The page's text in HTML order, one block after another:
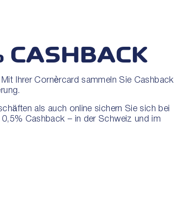
CASHBACK
Ihrer Cornèrcard sammeln Sie Cashback
als auch online sichern Sie sich bei
0,5% Cashback – in der Schweiz und im